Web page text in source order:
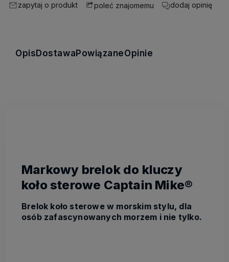
zapytaj o produkt poleć znajomemu dodaj opinię
Opis Dostawa PowiązaneOpinie
Markowy brelok do kluczy
koło sterowe Captain Mike®
Brelok koło sterowe w morskim stylu, dla
osób zafascynowanych morzem i nie tylko.